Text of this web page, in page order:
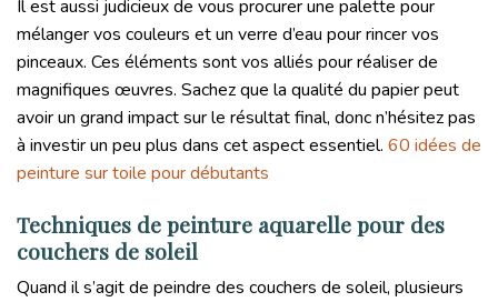
Il est aussi judicieux de vous procurer une palette pour
mélanger vos couleurs et un verre d’eau pour rincer vos
pinceaux. Ces éléments sont vos alliés pour réaliser de
magnifiques œuvres. Sachez que la qualité du papier peut
avoir un grand impact sur le résultat final, donc n’hésitez pas
à investir un peu plus dans cet aspect essentiel. 60 idées de
peinture sur toile pour débutants
Techniques de peinture aquarelle pour des
couchers de soleil
Quand il s’agit de peindre des couchers de soleil, plusieurs